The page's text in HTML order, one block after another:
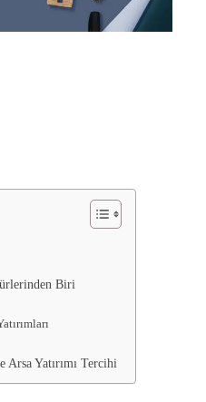
Biri
Yatırımı Tercihi